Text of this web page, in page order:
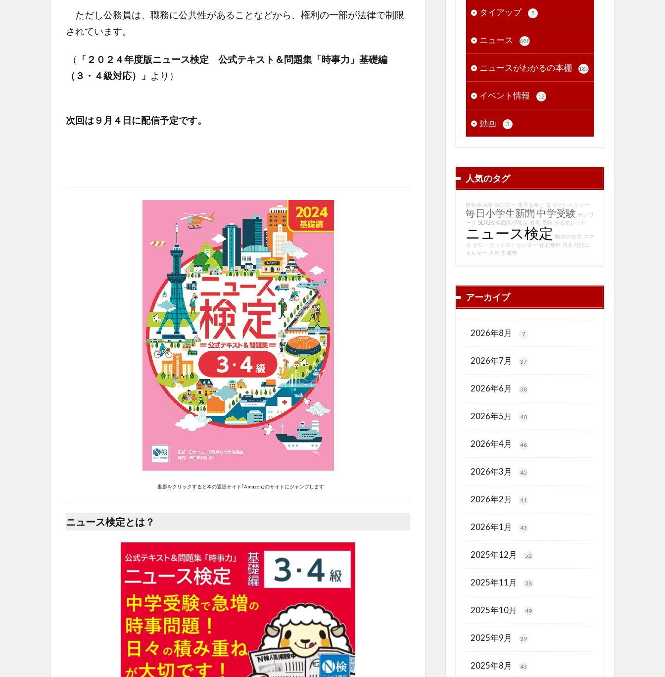
ただし公務員は、職務に公共性があることなどから、権利の一部が法律で制限
されています。
（
「２０２４年度版ニュース検定 公式テキスト＆問題集「時事力」基礎編
（３・４級対応）」 より）
次回は９月４日に配信予定です。
書影をクリックすると本の通販サイト｢Amazon｣のサイトにジャンプします
ニュース検定とは？
タイアップ 5
ニュース 688
ニュースがわかるの本棚 189
イベント情報 12
動画 3
人気のタグ
自転車保険 渋沢栄一 青天を衝け 知りたいんジャー
毎日小学生新聞 中学受験 テレワ
ーク SDGs 地図地理検定 教育 受験 やる気レシピ
ニュース検定 勉強の仕方 スマ
ホ ゼロ・ウェイストセンター 化石燃料 再生可能エ
ネルギー 大相撲 紙幣
アーカイブ
2026年8月 7
2026年7月 37
2026年6月 38
2026年5月 40
2026年4月 46
2026年3月 45
2026年2月 41
2026年1月 43
2025年12月 52
2025年11月 38
2025年10月 49
2025年9月 39
2025年8月 43